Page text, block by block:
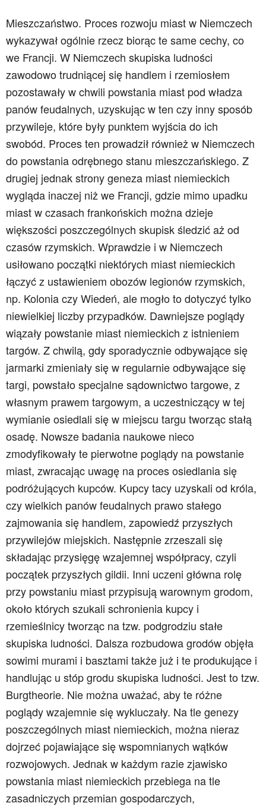
Mieszczaństwo. Proces rozwoju miast w Niemczech
wykazywał ogólnie rzecz biorąc te same cechy, co
we Francji. W Niemczech skupiska ludności
zawodowo trudniącej się handlem i rzemiosłem
pozostawały w chwili powstania miast pod władza
panów feudalnych, uzyskując w ten czy inny sposób
przywileje, które były punktem wyjścia do ich
swobód. Proces ten prowadził również w Niemczech
do powstania odrębnego stanu mieszczańskiego. Z
drugiej jednak strony geneza miast niemieckich
wygląda inaczej niż we Francji, gdzie mimo upadku
miast w czasach frankońskich można dzieje
większości poszczególnych skupisk śledzić aż od
czasów rzymskich. Wprawdzie i w Niemczech
usiłowano początki niektórych miast niemieckich
łączyć z ustawieniem obozów legionów rzymskich,
np. Kolonia czy Wiedeń, ale mogło to dotyczyć tylko
niewielkiej liczby przypadków. Dawniejsze poglądy
wiązały powstanie miast niemieckich z istnieniem
targów. Z chwilą, gdy sporadycznie odbywające się
jarmarki zmieniały się w regularnie odbywające się
targi, powstało specjalne sądownictwo targowe, z
własnym prawem targowym, a uczestniczący w tej
wymianie osiedlali się w miejscu targu tworząc stałą
osadę. Nowsze badania naukowe nieco
zmodyfikowały te pierwotne poglądy na powstanie
miast, zwracając uwagę na proces osiedlania się
podróżujących kupców. Kupcy tacy uzyskali od króla,
czy wielkich panów feudalnych prawo stałego
zajmowania się handlem, zapowiedź przyszłych
przywilejów miejskich. Następnie zrzeszali się
składając przysięgę wzajemnej współpracy, czyli
początek przyszłych gildii. Inni uczeni główna rolę
przy powstaniu miast przypisują warownym grodom,
około których szukali schronienia kupcy i
rzemieślnicy tworząc na tzw. podgrodziu stałe
skupiska ludności. Dalsza rozbudowa grodów objęła
sowimi murami i basztami także już i te produkujące i
handlując u stóp grodu skupiska ludności. Jest to tzw.
Burgtheorie. Nie można uważać, aby te różne
poglądy wzajemnie się wykluczały. Na tle genezy
poszczególnych miast niemieckich, można nieraz
dojrzeć pojawiające się wspomnianych wątków
rozwojowych. Jednak w każdym razie zjawisko
powstania miast niemieckich przebiega na tle
zasadniczych przemian gospodarczych,